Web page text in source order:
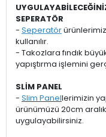
SEPERATÖR
- Seperatör
kullanılır.
- Takozlara fındık
yapıştırma işlemini
SLİM PANEL
- Slim Panellerimizin
ürünümüzü 20cm
uygulayabilirsiniz.